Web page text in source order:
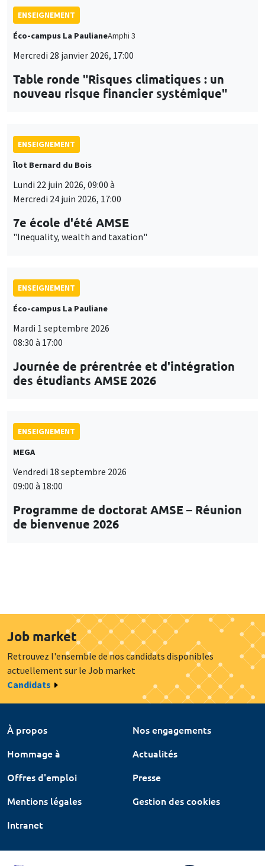
ENSEIGNEMENT
Éco-campus La PaulianeAmphi 3
Mercredi 28 janvier 2026, 17:00
Table ronde "Risques climatiques : un
nouveau risque financier systémique"
ENSEIGNEMENT
Îlot Bernard du Bois
Lundi 22 juin 2026, 09:00 à
Mercredi 24 juin 2026, 17:00
7e école d'été AMSE
"Inequality, wealth and taxation"
ENSEIGNEMENT
Éco-campus La Pauliane
Mardi 1 septembre 2026
08:30 à 17:00
Journée de prérentrée et d'intégration
des étudiants AMSE 2026
ENSEIGNEMENT
MEGA
Vendredi 18 septembre 2026
09:00 à 18:00
Programme de doctorat AMSE – Réunion
de bienvenue 2026
Job market
Retrouvez l'ensemble de nos candidats disponibles
actuellement sur le Job market
Candidats
À propos
Nos engagements
Hommage à
Actualités
Offres d'emploi
Presse
Mentions légales
Gestion des cookies
Intranet